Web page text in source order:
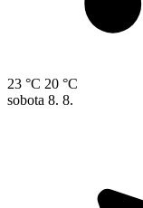
23 °C 20 °C
sobota 8. 8.